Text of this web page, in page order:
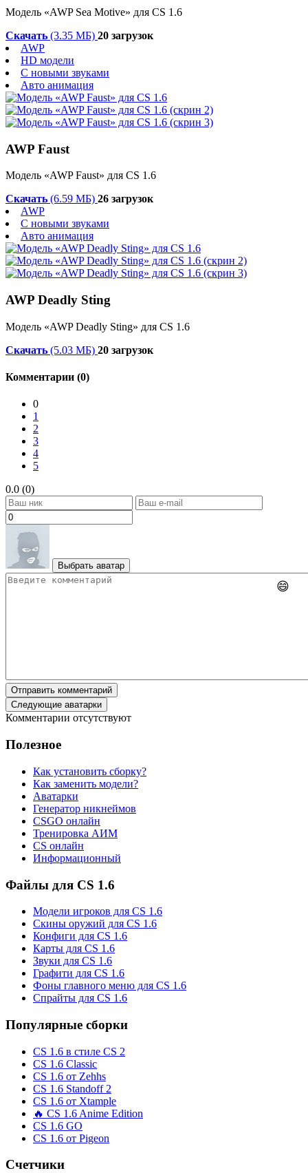
Модель «AWP Sea Motive» для CS 1.6
Скачать (3.35 МБ) 20 загрузок
AWP
HD модели
С новыми звуками
Авто анимация
AWP Faust
Модель «AWP Faust» для CS 1.6
Скачать (6.59 МБ) 26 загрузок
AWP
С новыми звуками
Авто анимация
AWP Deadly Sting
Модель «AWP Deadly Sting» для CS 1.6
Скачать (5.03 МБ) 20 загрузок
Комментарии (0)
0
1
2
3
4
5
0.0 (0)
Выбрать аватар
😄
Отправить комментарий
Следующие аватарки
Комментарии отсутствуют
Полезное
Как установить сборку?
Как заменить модели?
Аватарки
Генератор никнеймов
CSGO онлайн
Тренировка АИМ
CS онлайн
Информационный
Файлы для CS 1.6
Модели игроков для CS 1.6
Скины оружий для CS 1.6
Конфиги для CS 1.6
Карты для CS 1.6
Звуки для CS 1.6
Графити для CS 1.6
Фоны главного меню для CS 1.6
Спрайты для CS 1.6
Популярные сборки
CS 1.6 в стиле CS 2
CS 1.6 Classic
CS 1.6 от Zehhs
CS 1.6 Standoff 2
CS 1.6 от Xtample
🔥 CS 1.6 Anime Edition
CS 1.6 GO
CS 1.6 от Pigeon
Счетчики